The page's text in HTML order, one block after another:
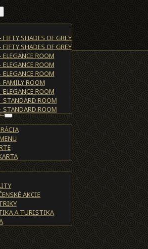
SHADES OF GREY
SHADES OF GREY
ROOM
ROOM
ROOM
FAMILY ROOM
ROOM
STANDARD ROOM
STANDARD ROOM
AKCIE
A TURISTIKA